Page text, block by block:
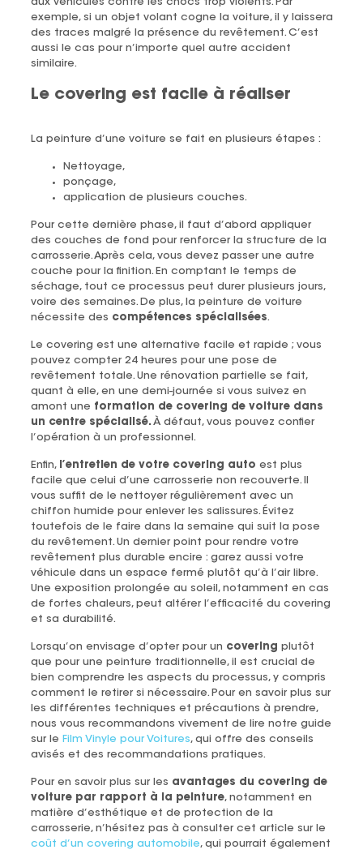
exemple, si un objet volant cogne la voiture, il y laissera
des traces malgré la présence du revêtement. C’est
aussi le cas pour n’importe quel autre accident
similaire.
Le covering est facile à réaliser
La peinture d’une voiture se fait en plusieurs étapes :
Nettoyage,
ponçage,
application de plusieurs couches.
Pour cette dernière phase, il faut d’abord appliquer
des couches de fond pour renforcer la structure de la
carrosserie. Après cela, vous devez passer une autre
couche pour la finition. En comptant le temps de
séchage, tout ce processus peut durer plusieurs jours,
voire des semaines. De plus, la peinture de voiture
nécessite des compétences spécialisées.
Le covering est une alternative facile et rapide ; vous
pouvez compter 24 heures pour une pose de
revêtement totale. Une rénovation partielle se fait,
quant à elle, en une demi-journée si vous suivez en
amont une formation de covering de voiture dans
un centre spécialisé.À défaut, vous pouvez confier
l’opération à un professionnel.
Enfin, l’entretien de votre covering auto est plus
facile que celui d’une carrosserie non recouverte. Il
vous suffit de le nettoyer régulièrement avec un
chiffon humide pour enlever les salissures. Évitez
toutefois de le faire dans la semaine qui suit la pose
du revêtement. Un dernier point pour rendre votre
revêtement plus durable encire : garez aussi votre
véhicule dans un espace fermé plutôt qu’à l’air libre.
Une exposition prolongée au soleil, notamment en cas
de fortes chaleurs, peut altérer l’efficacité du covering
et sa durabilité.
Lorsqu’on envisage d’opter pour un covering plutôt
que pour une peinture traditionnelle, il est crucial de
bien comprendre les aspects du processus, y compris
comment le retirer si nécessaire. Pour en savoir plus sur
les différentes techniques et précautions à prendre,
nous vous recommandons vivement de lire notre guide
sur le Film Vinyle pour Voitures, qui offre des conseils
avisés et des recommandations pratiques.
Pour en savoir plus sur les avantages du covering de
voiture par rapport à la peinture, notamment en
matière d’esthétique et de protection de la
carrosserie, n’hésitez pas à consulter cet article sur le
coût d’un covering automobile, qui pourrait également